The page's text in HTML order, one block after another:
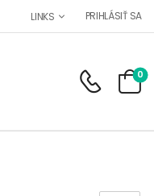
Maloobchod, veľkoobchod
LINKS PRIHLÁSIŤ SA
0